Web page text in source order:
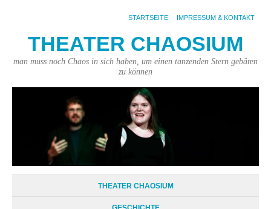
STARTSEITE IMPRESSUM & KONTAKT
THEATER CHAOSIUM
man muss noch Chaos in sich haben, um einen tanzenden Stern gebären
zu können
THEATER CHAOSIUM
GESCHICHTE